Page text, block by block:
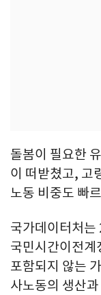
돌봄이 필요한
이 떠받쳤고, 고
노동 비중도 빠
국가데이터처
국민시간이전계
포함되지 않는
사노동의 생산